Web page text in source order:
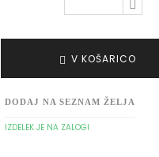
V KOŠARICO
DODAJ NA SEZNAM ŽELJA
IZDELEK JE NA ZALOGI